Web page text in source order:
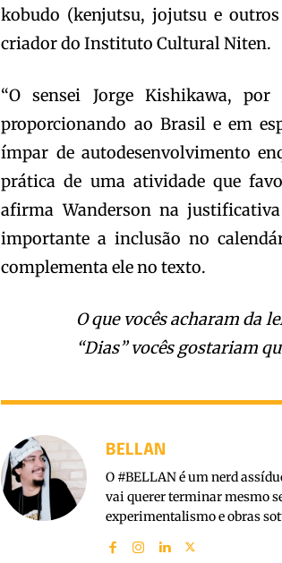
kobudo (kenjutsu, jojutsu e
criador do Instituto Cultural Niten.
“O sensei Jorge Kishikawa,
proporcionando ao Brasil e em
ímpar de autodesenvolvimento
prática de uma atividade que
afirma Wanderson na
importante a inclusão no
complementa ele no texto.
O que vocês acharam da
“Dias” vocês gostariam
BELLAN
O #BELLAN é um nerd
vai querer terminar mesmo
experimentalismo e obras